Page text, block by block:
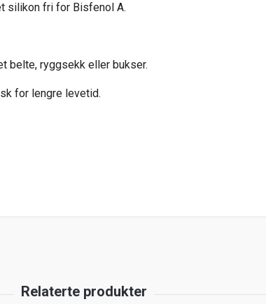
silikon fri for Bisfenol A.
belte, ryggsekk eller bukser.
for lengre levetid.